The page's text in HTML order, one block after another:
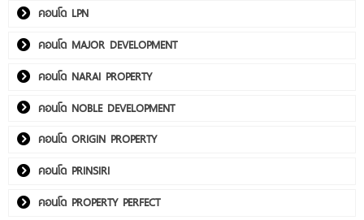
คอนโด LPN
คอนโด MAJOR DEVELOPMENT
คอนโด NARAI PROPERTY
คอนโด NOBLE DEVELOPMENT
คอนโด ORIGIN PROPERTY
คอนโด PRINSIRI
คอนโด PROPERTY PERFECT